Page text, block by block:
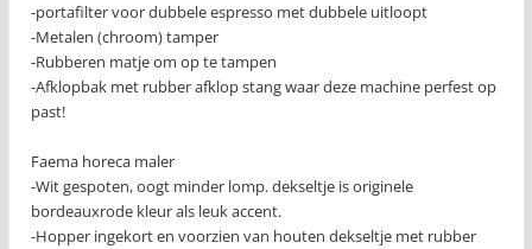
-portafilter voor dubbele espresso met dubbele uitloopt
-Metalen (chroom) tamper
-Rubberen matje om op te tampen
-Afklopbak met rubber afklop stang waar deze machine perfest op
past!
Faema horeca maler
-Wit gespoten, oogt minder lomp. dekseltje is originele
bordeauxrode kleur als leuk accent.
-Hopper ingekort en voorzien van houten dekseltje met rubber